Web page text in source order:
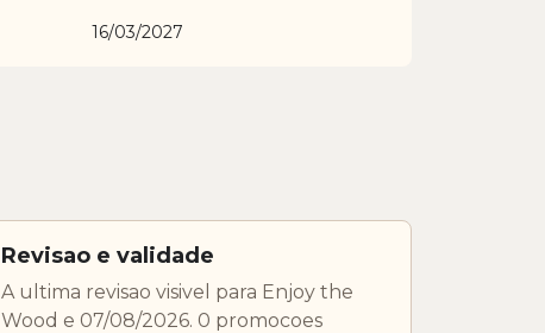
16/03/2027
Revisao e validade
A ultima revisao visivel para Enjoy the
Wood e 07/08/2026. 0 promocoes